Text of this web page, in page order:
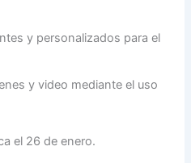
y personalizados para el
y video mediante el uso
el 26 de enero.